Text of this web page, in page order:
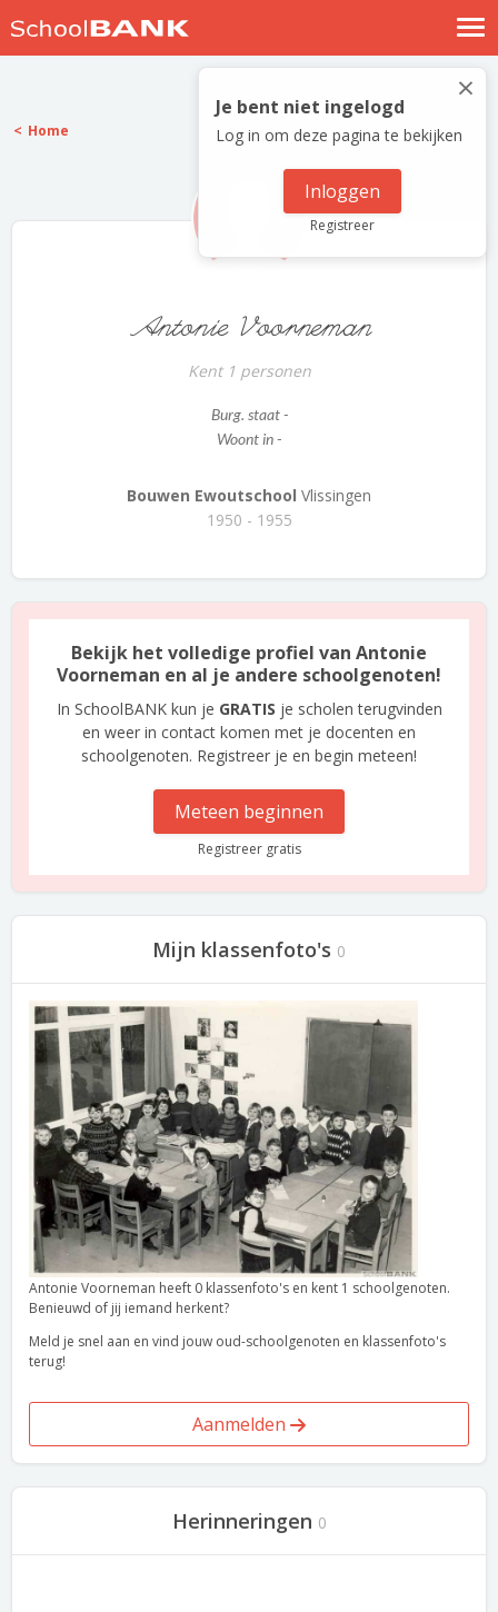
Nostalgische verhalen
Log in
Meld je gratis aan
×
Je bent niet ingelogd
Log in om deze pagina te bekijken
Inloggen
Registreer
Home
Antonie Voorneman
Kent 1 personen
Burg. staat -
Woont in -
Bouwen Ewoutschool Vlissingen
1950 - 1955
Bekijk het volledige profiel van Antonie
Voorneman en al je andere schoolgenoten!
In SchoolBANK kun je GRATIS je scholen terugvinden
en weer in contact komen met je docenten en
schoolgenoten. Registreer je en begin meteen!
Meteen beginnen
Registreer gratis
Mijn klassenfoto's 0
Antonie Voorneman heeft 0 klassenfoto's en kent 1 schoolgenoten.
Benieuwd of jij iemand herkent?
Meld je snel aan en vind jouw oud-schoolgenoten en klassenfoto's
terug!
Aanmelden
Herinneringen 0